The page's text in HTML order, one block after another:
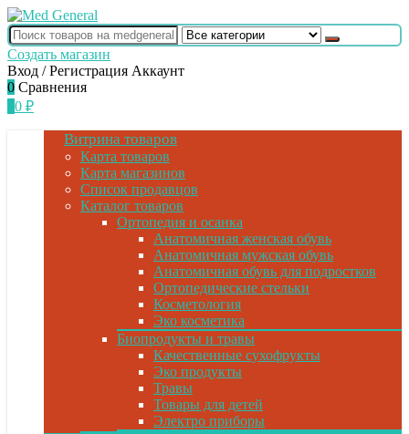
Создать магазин
Вход / Регистрация Аккаунт
0 Сравнения
0 ₽
Витрина товаров
Карта товаров
Карта магазинов
Список продавцов
Каталог товаров
Ортопедия и осанка
Анатомичная женская обувь
Анатомичная мужская обувь
Анатомичная обувь для подростков
Ортопедические стельки
Косметология
Эко косметика
Биопродукты и травы
Качественные сухофрукты
Эко продукты
Травы
Товары для детей
Электро приборы